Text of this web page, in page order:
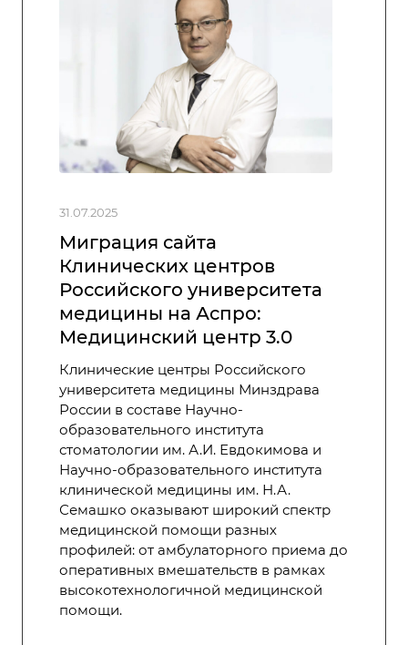
31.07.2025
Миграция сайта
Клинических центров
Российского университета
медицины на Аспро:
Медицинский центр 3.0
Клинические центры Российского
университета медицины Минздрава
России в составе Научно-
образовательного института
стоматологии им. А.И. Евдокимова и
Научно-образовательного института
клинической медицины им. Н.А.
Семашко оказывают широкий спектр
медицинской помощи разных
профилей: от амбулаторного приема до
оперативных вмешательств в рамках
высокотехнологичной медицинской
помощи.